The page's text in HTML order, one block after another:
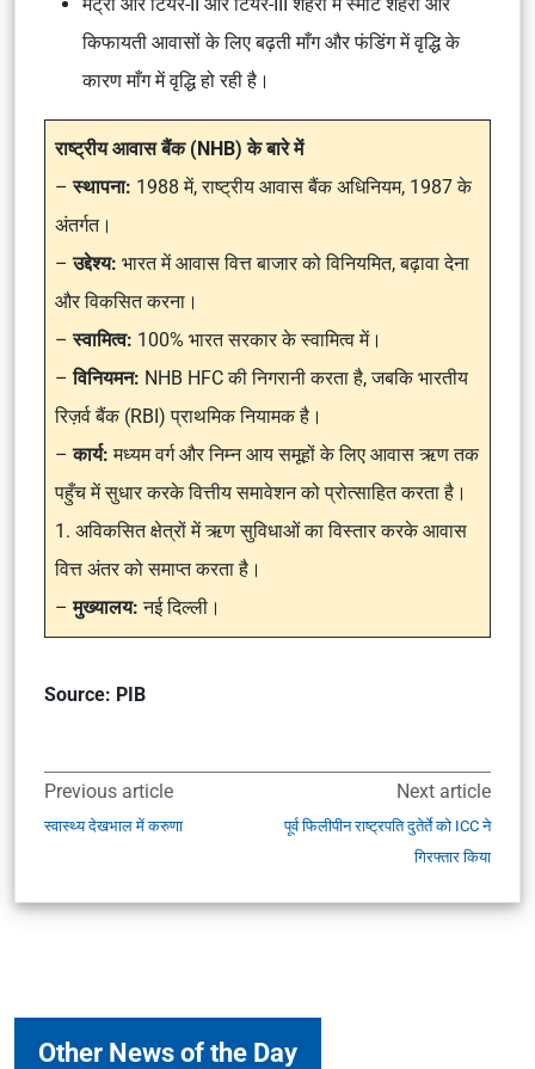
किफायती आवासों के लिए बढ़ती माँग और फंडिंग में वृद्धि के
कारण माँग में वृद्धि हो रही है।
राष्ट्रीय आवास बैंक (NHB) के बारे में
–स्थापना: 1988 में, राष्ट्रीय आवास बैंक अधिनियम, 1987 के
अंतर्गत।
–उद्देश्य: भारत में आवास वित्त बाजार को विनियमित, बढ़ावा देना
और विकसित करना।
–स्वामित्व: 100% भारत सरकार के स्वामित्व में।
–विनियमन: NHB HFC की निगरानी करता है, जबकि भारतीय
रिज़र्व बैंक (RBI) प्राथमिक नियामक है।
–कार्य:मध्यम वर्ग और निम्न आय समूहों के लिए आवास ऋण तक
पहुँच में सुधार करके वित्तीय समावेशन को प्रोत्साहित करता है।
1. अविकसित क्षेत्रों में ऋण सुविधाओं का विस्तार करके आवास
वित्त अंतर को समाप्त करता है।
–मुख्यालय:नई दिल्ली।
Source: PIB
Previous article
स्वास्थ्य देखभाल में करुणा
Next article
पूर्व फिलीपीन राष्ट्रपति दुतेर्ते को ICC ने
गिरफ्तार किया
Other News of the Day